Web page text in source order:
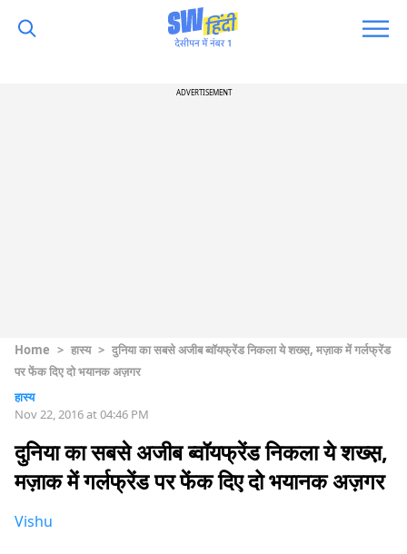
ADVERTISEMENT
Home > हास्य > दुनिया का सबसे अजीब ब्वॉयफ्रेंड निकला ये शख्स़, मज़ाक में गर्लफ्रेंड
पर फेंक दिए दो भयानक अज़गर
हास्य
Nov 22, 2016 at 04:46 PM
दुनिया का सबसे अजीब ब्वॉयफ्रेंड निकला ये शख्स़,
मज़ाक में गर्लफ्रेंड पर फेंक दिए दो भयानक अज़गर
Vishu